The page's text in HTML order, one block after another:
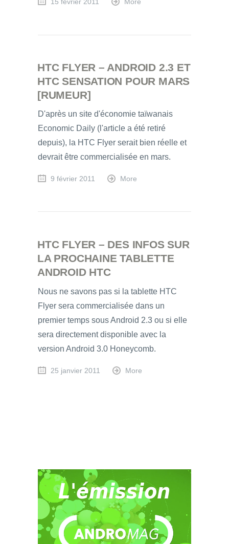
15 février 2011 More
HTC FLYER – ANDROID 2.3 ET
HTC SENSATION POUR MARS
[RUMEUR]
D'après un site d'économie taïwanais
Economic Daily (l'article a été retiré
depuis), la HTC Flyer serait bien réelle et
devrait être commercialisée en mars.
9 février 2011 More
HTC FLYER – DES INFOS SUR
LA PROCHAINE TABLETTE
ANDROID HTC
Nous ne savons pas si la tablette HTC
Flyer sera commercialisée dans un
premier temps sous Android 2.3 ou si elle
sera directement disponible avec la
version Android 3.0 Honeycomb.
25 janvier 2011 More